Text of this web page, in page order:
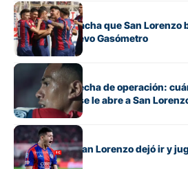
Fútbol
La incómoda racha que San Lorenzo
clásico del Nuevo Gasómetro
Fútbol
Barrios tiene fecha de operación:
con cupo que se le abre a San
Fútbol
El lateral que San Lorenzo dejó ir y
Primera